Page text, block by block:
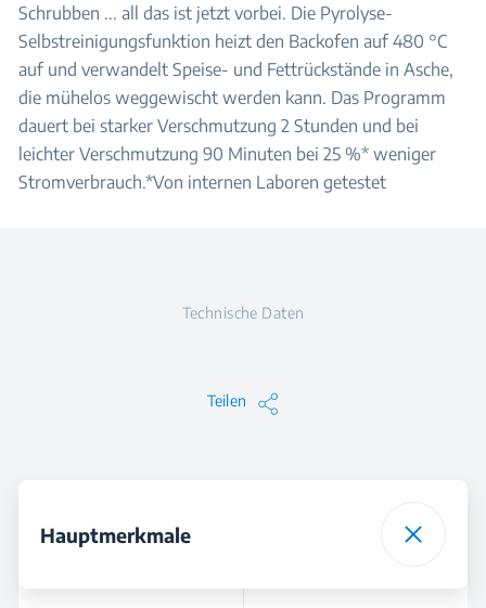
Schrubben ... all das ist jetzt vorbei. Die Pyrolyse-
Selbstreinigungsfunktion heizt den Backofen auf 480 °C
auf und verwandelt Speise- und Fettrückstände in Asche,
die mühelos weggewischt werden kann. Das Programm
dauert bei starker Verschmutzung 2 Stunden und bei
leichter Verschmutzung 90 Minuten bei 25 %* weniger
Stromverbrauch.*Von internen Laboren getestet
Technische Daten
Teilen
Hauptmerkmale